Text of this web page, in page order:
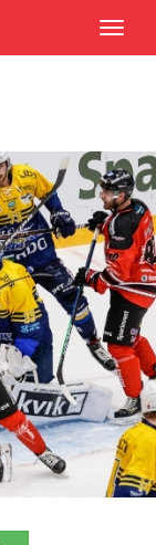
TOGGLE